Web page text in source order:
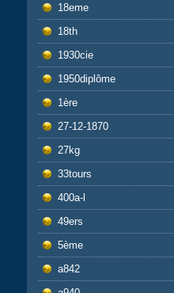
18eme
18th
1930cie
1950diplôme
1ère
27-12-1870
27kg
33tours
400a-l
49ers
5ème
a842